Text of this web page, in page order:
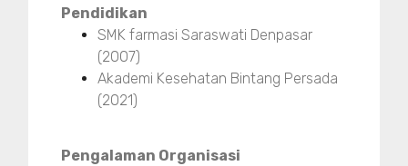
Pendidikan
SMK farmasi Saraswati Denpasar
(2007)
Akademi Kesehatan Bintang Persada
(2021)
Pengalaman Organisasi